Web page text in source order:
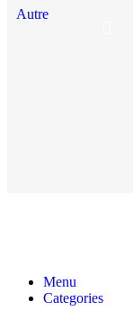
Autre
Menu
Categories